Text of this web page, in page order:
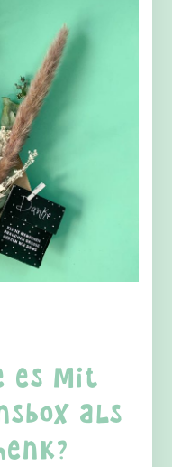
es mit
als